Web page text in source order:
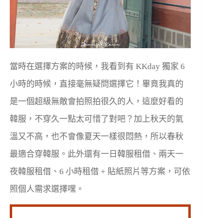
當時在選擇方案的時候，我看到有 KKday 獨家 6
小時的時候，直接毫無疑問選擇它！畢竟我真的
是一個超級無敵會拍照拍很久的人，這麼好看的
韓服，不穿久一點太可惜了對吧？加上秋天的氣
溫又不高，也不會像夏天一樣很悶熱，所以春秋
最適合穿韓服。此外還有一日韓服租借、兩天一
夜韓服租借、6 小時租借 + 貼紙照片等方案，可依
照個人需求選擇嘿。